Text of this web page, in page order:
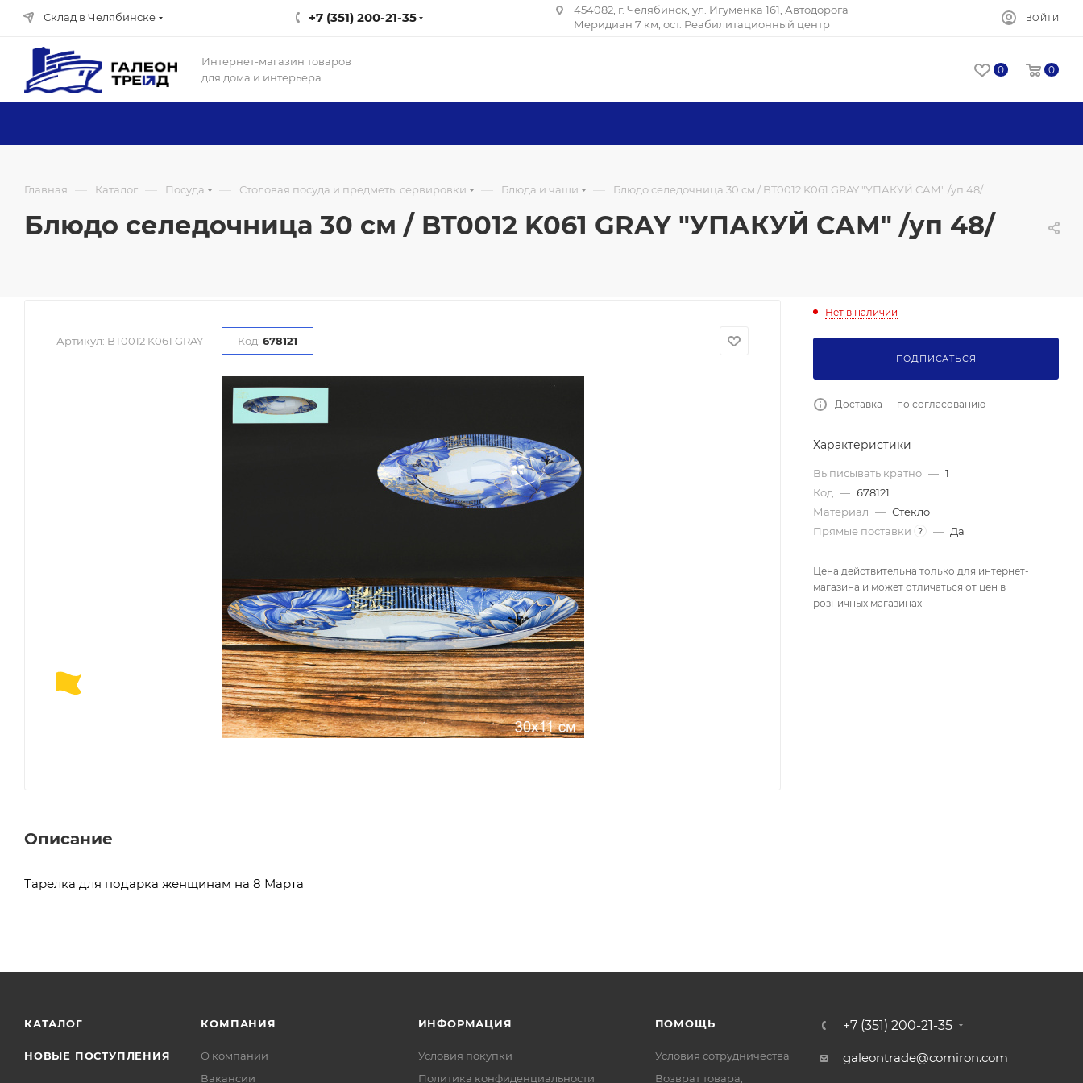
Склад в Челябинске +7 (351) 200-21-35
454082, г. Челябинск, ул. Игуменка 161, Автодорога
Меридиан 7 км, ост. Реабилитационный центр
ВОЙТИ
Интернет-магазин товаров
для дома и интерьера
0 0
Главная — Каталог — Посуда — Столовая посуда и предметы сервировки — Блюда и чаши — Блюдо селедочница 30 см / BT0012 K061 GRAY "УПАКУЙ САМ" /уп 48/
Блюдо селедочница 30 см / BT0012 K061 GRAY "УПАКУЙ САМ" /уп 48/
Артикул: BT0012 K061 GRAY Код: 678121
Описание
Тарелка для подарка женщинам на 8 Марта
Нет в наличии
ПОДПИСАТЬСЯ
Доставка — по согласованию
Характеристики
Выписывать кратно — 1
Код — 678121
Материал — Стекло
Прямые поставки
? — Да
Цена действительна только для интернет-
магазина и может отличаться от цен в
розничных магазинах
КАТАЛОГ
НОВЫЕ ПОСТУПЛЕНИЯ
КОМПАНИЯ
О компании
Вакансии
ИНФОРМАЦИЯ
Условия покупки
Политика конфиденциальности
ПОМОЩЬ
Условия сотрудничества
Возврат товара,
+7 (351) 200-21-35
galeontrade@comiron.com